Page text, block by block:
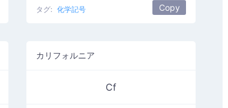
タグ: 化学記号 Copy
カリフォルニア
Cf